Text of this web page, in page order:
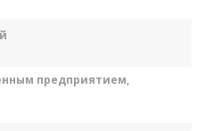
предприятием,